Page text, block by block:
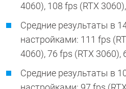
4060), 108 fps (RTX
Средние результаты в
настройками: 111 fps
4060), 76 fps (RTX 3060),
Средние результаты в